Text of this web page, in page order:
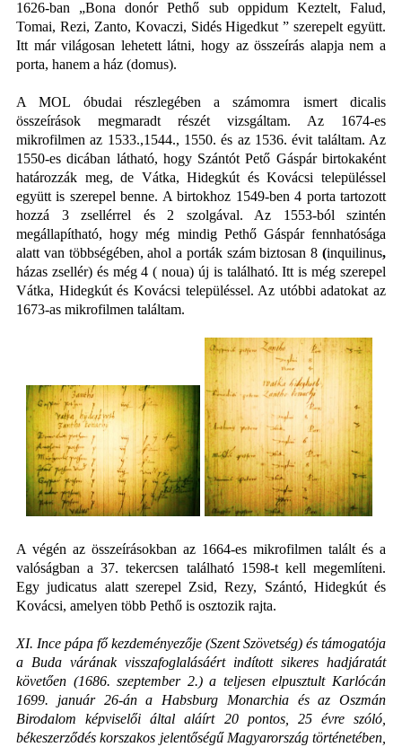
1626-ban „Bona donór Pethő sub oppidum Keztelt, Falud,
Tomai, Rezi, Zanto, Kovaczi, Sidés Higedkut ” szerepelt együtt.
Itt már világosan lehetett látni, hogy az összeírás alapja nem a
porta, hanem a ház (domus).
A MOL óbudai részlegében a számomra ismert dicalis
összeírások megmaradt részét vizsgáltam. Az 1674-es
mikrofilmen az 1533.,1544., 1550. és az 1536. évit találtam. Az
1550-es dicában látható, hogy Szántót Pető Gáspár birtokaként
határozzák meg, de Vátka, Hidegkút és Kovácsi településsel
együtt is szerepel benne. A birtokhoz 1549-ben 4 porta tartozott
hozzá 3 zsellérrel és 2 szolgával. Az 1553-ból szintén
megállapítható, hogy még mindig Pethő Gáspár fennhatósága
alatt van többségében, ahol a porták szám biztosan 8 (inquilinus,
házas zsellér) és még 4 ( noua) új is található. Itt is még szerepel
Vátka, Hidegkút és Kovácsi településsel. Az utóbbi adatokat az
1673-as mikrofilmen találtam.
A végén az összeírásokban az 1664-es mikrofilmen talált és a
valóságban a 37. tekercsen található 1598-t kell megemlíteni.
Egy judicatus alatt szerepel Zsid, Rezy, Szántó, Hidegkút és
Kovácsi, amelyen több Pethő is osztozik rajta.
XI. Ince pápa fő kezdeményezője (Szent Szövetség) és támogatója
a Buda várának visszafoglalásáért indított sikeres hadjáratát
követően (1686. szeptember 2.) a teljesen elpusztult Karlócán
1699. január 26-án a Habsburg Monarchia és az Oszmán
Birodalom képviselői által aláírt 20 pontos, 25 évre szóló,
békeszerződés korszakos jelentőségű Magyarország történetében,